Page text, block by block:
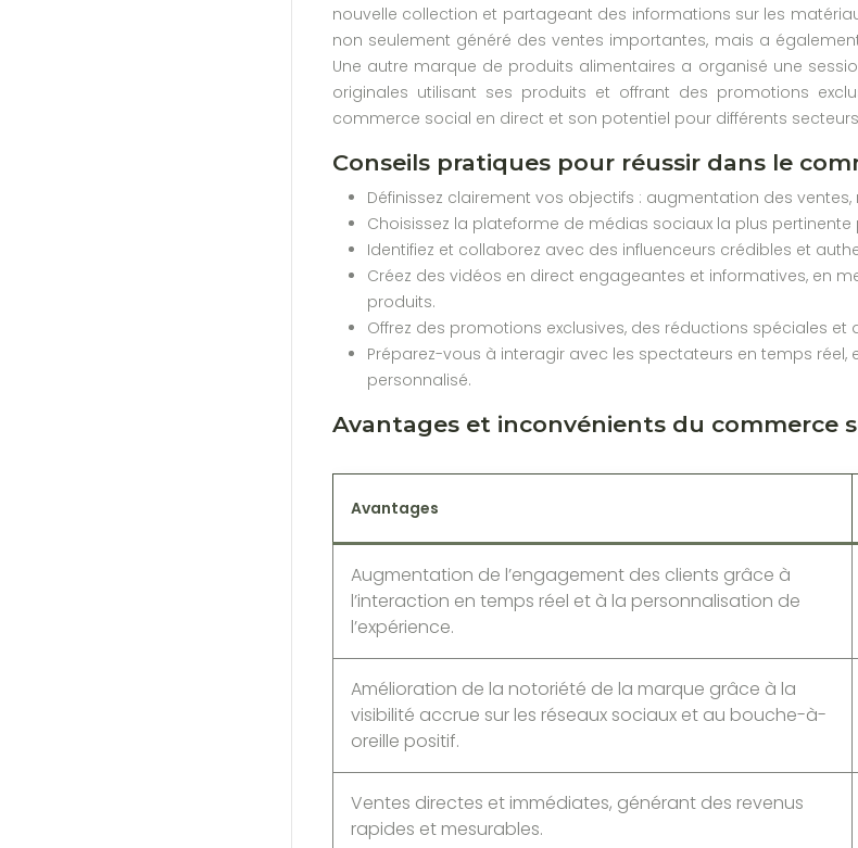
nouvelle collection et partageant des informations sur les
non seulement généré des ventes importantes, mais a
Une autre marque de produits alimentaires a organisé une
originales utilisant ses produits et offrant des promotions
commerce social en direct et son potentiel pour différents secteurs
Conseils pratiques pour réussir dans le
Définissez clairement vos objectifs : augmentation des
Choisissez la plateforme de médias sociaux la plus
Identifiez et collaborez avec des influenceurs crédibles et
Créez des vidéos en direct engageantes et informatives, en
produits.
Offrez des promotions exclusives, des réductions spéciales
Préparez-vous à interagir avec les spectateurs en temps
personnalisé.
Avantages et inconvénients du commerce
Avantages
Augmentation de l’engagement des clients grâce à
l’interaction en temps réel et à la personnalisation de
l’expérience.
Amélioration de la notoriété de la marque grâce à la
visibilité accrue sur les réseaux sociaux et au bouche-à-
oreille positif.
Ventes directes et immédiates, générant des revenus
rapides et mesurables.